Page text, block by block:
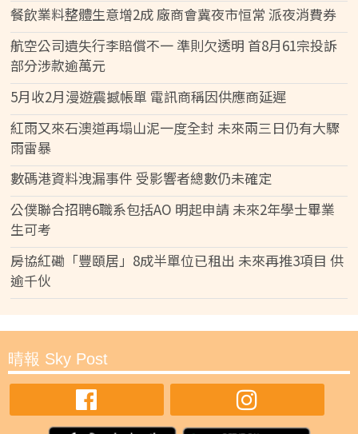
餐飲業料整體生意增2成 廠商會冀夜市恒常 派夜消費券
航空公司遺失行李賠償不一 準則欠透明 首8月61宗投訴
部分涉款逾萬元
5月收2月漫遊震撼帳單 電訊商稱因供應商延遲
紅雨又來石澳道再塌山泥一度全封 未來兩三日仍有大驟
雨雷暴
數碼港資料洩漏事件 受影響者總數仍未確定
公僕聯合招聘6職系包括AO 明起申請 未來2年學士畢業
生可考
房協紅磡「豐頤居」8成半單位已租出 未來再推3項目 供
逾千伙
晴報 Sky Post